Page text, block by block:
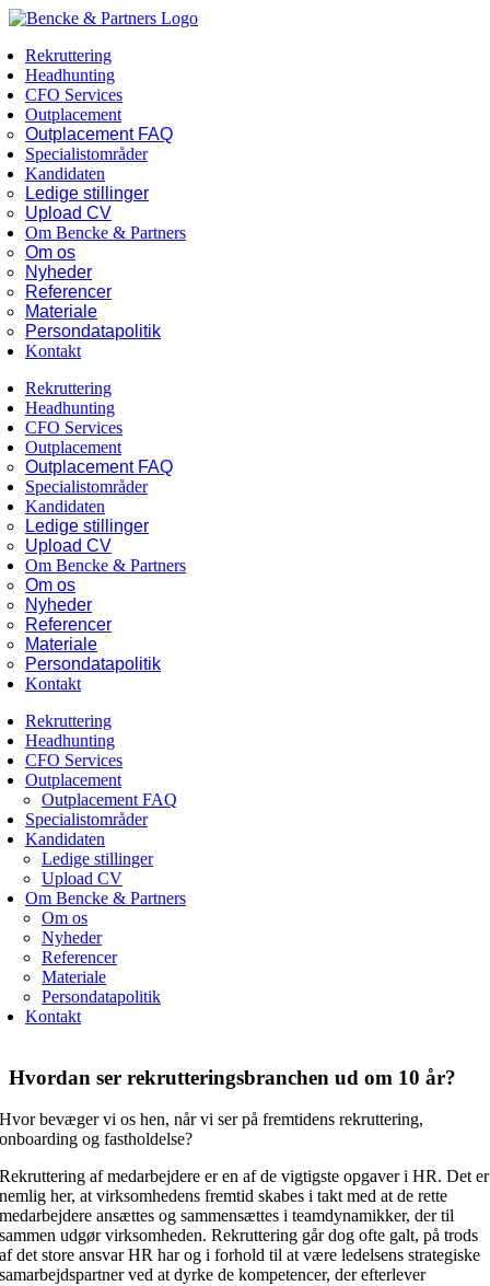
Skip
content
Facebook
LinkedIn
Rekruttering
Headhunting
CFO Services
Outplacement
Outplacement FAQ
Specialistområder
Kandidaten
Ledige stillinger
Upload CV
Om Bencke & Partners
Om os
Nyheder
Referencer
Materiale
Persondatapolitik
Kontakt
Rekruttering
Headhunting
CFO Services
Outplacement
Outplacement FAQ
Specialistområder
Kandidaten
Ledige stillinger
Upload CV
Om Bencke & Partners
Om os
Nyheder
Referencer
Materiale
Persondatapolitik
Kontakt
Rekruttering
Headhunting
CFO Services
Outplacement
Outplacement FAQ
Specialistområder
Kandidaten
Ledige stillinger
Upload CV
Om Bencke & Partners
Om os
Nyheder
Referencer
Materiale
Persondatapolitik
Kontakt
Hvordan ser rekrutteringsbranchen ud om 10 år?
Hvor bevæger vi os hen, når vi ser på fremtidens rekruttering,
onboarding og fastholdelse?
Rekruttering af medarbejdere er en af de vigtigste opgaver i HR. Det er
nemlig her, at virksomhedens fremtid skabes i takt med at de rette
medarbejdere ansættes og sammensættes i teamdynamikker, der til
sammen udgør virksomheden. Rekruttering går dog ofte galt, på trods
af det store ansvar HR har og i forhold til at være ledelsens strategiske
samarbejdspartner ved at dyrke de kompetencer, der efterlever